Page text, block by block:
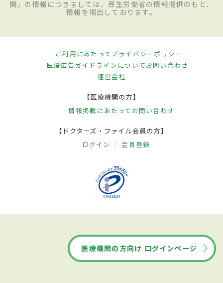
関」の情報につきましては、厚生労働省の情報提供のもと、
情報を掲出しております。
ご利用にあたってプライバシーポリシー
医療広告ガイドラインについてお問い合わせ
運営会社
【医療機関の方】
情報掲載にあたって お問い合わせ
【ドクターズ・ファイル会員の方】
ログイン 会員登録
医療機関の方向け ログインページ